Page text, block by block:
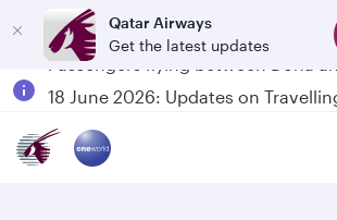
Qatar Airways
Get the latest updates